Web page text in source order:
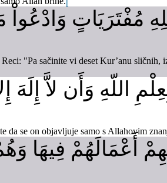
مُفْتَرَيَاتٍ
"Pa sačinite vi deset Kur’anu
اللّهِ وَأَن لاَّ إِلَهَ
da se on objavljuje samo s Allahovim
أَعْمَالَهُمْ فِيهَا